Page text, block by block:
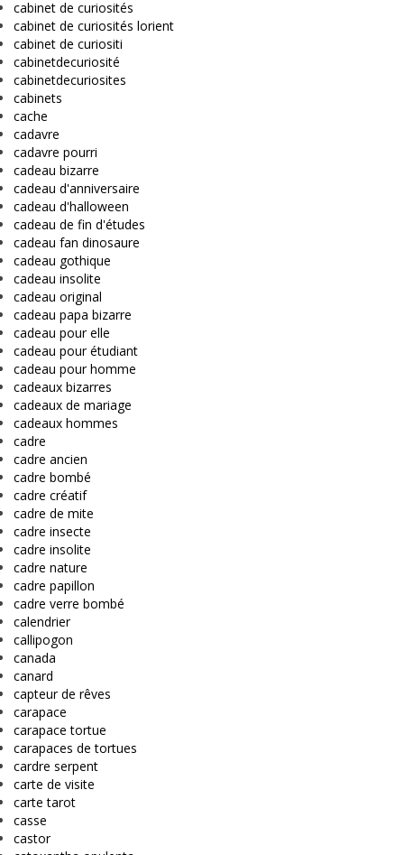
cabinet de curiosités
cabinet de curiosités lorient
cabinet de curiositi
cabinetdecuriosité
cabinetdecuriosites
cabinets
cache
cadavre
cadavre pourri
cadeau bizarre
cadeau d'anniversaire
cadeau d'halloween
cadeau de fin d'études
cadeau fan dinosaure
cadeau gothique
cadeau insolite
cadeau original
cadeau papa bizarre
cadeau pour elle
cadeau pour étudiant
cadeau pour homme
cadeaux bizarres
cadeaux de mariage
cadeaux hommes
cadre
cadre ancien
cadre bombé
cadre créatif
cadre de mite
cadre insecte
cadre insolite
cadre nature
cadre papillon
cadre verre bombé
calendrier
callipogon
canada
canard
capteur de rêves
carapace
carapace tortue
carapaces de tortues
cardre serpent
carte de visite
carte tarot
casse
castor